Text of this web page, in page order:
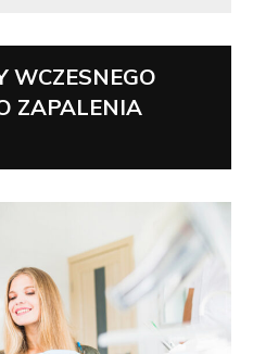
WCZESNEGO
ZAPALENIA